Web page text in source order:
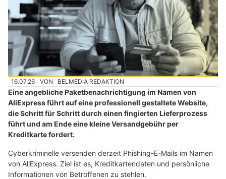
16.07.26 VON BELMEDIA REDAKTION
Eine angebliche Paketbenachrichtigung im Namen von
AliExpress führt auf eine professionell gestaltete Website,
die Schritt für Schritt durch einen fingierten Lieferprozess
führt und am Ende eine kleine Versandgebühr per
Kreditkarte fordert.
Cyberkriminelle versenden derzeit Phishing-E-Mails im Namen
von AliExpress. Ziel ist es, Kreditkartendaten und persönliche
Informationen von Betroffenen zu stehlen.